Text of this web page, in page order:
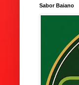
Sabor Baiano